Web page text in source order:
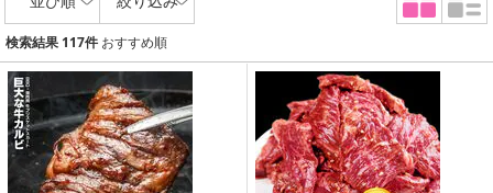
検索結果 117件 おすすめ順